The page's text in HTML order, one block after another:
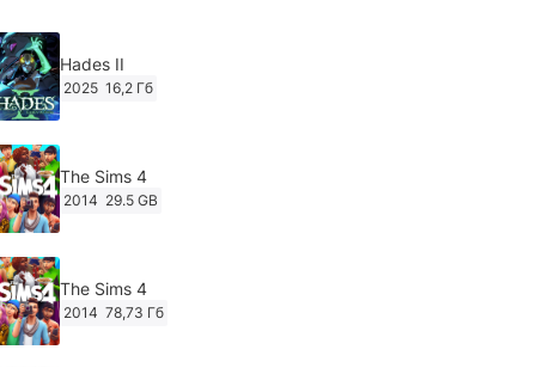
Hades II
2025 16,2 Гб
The Sims 4
2014 29.5 GB
The Sims 4
2014 78,73 Гб